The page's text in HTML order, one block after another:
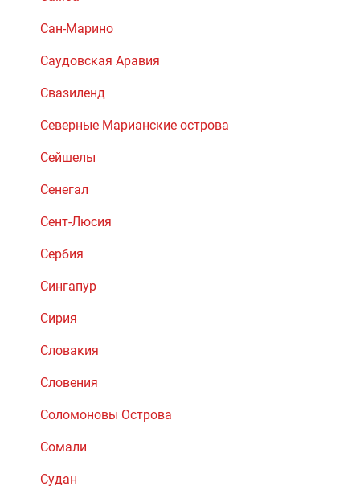
Сан-Марино
Саудовская Аравия
Свазиленд
Северные Марианские острова
Сейшелы
Сенегал
Сент-Люсия
Сербия
Сингапур
Сирия
Словакия
Словения
Соломоновы Острова
Сомали
Судан